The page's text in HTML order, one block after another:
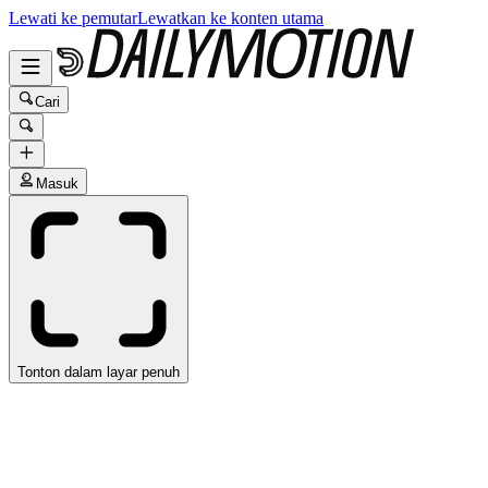
Lewati ke pemutarLewatkan ke konten utama
Cari
Masuk
Tonton dalam layar penuh